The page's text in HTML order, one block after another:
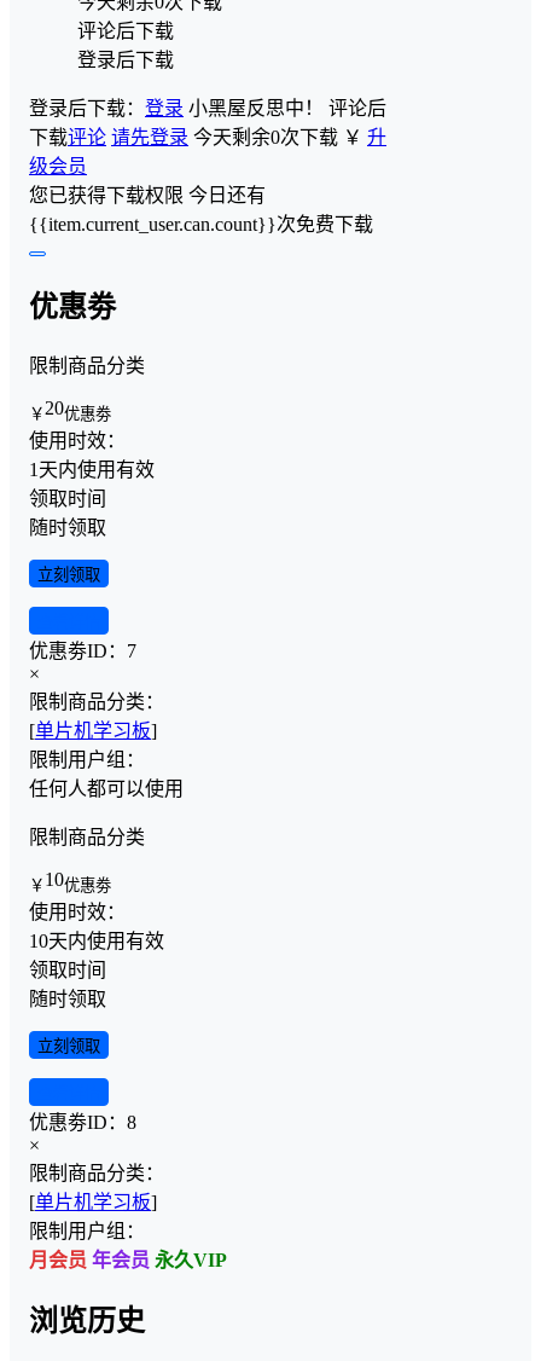
评论后下载
登录后下载
登录后下载： 登录 小黑屋反思中！ 评论后
下载评论 请先登录 今天剩余0次下载 ￥ 升
级会员
您已获得下载权限 今日还有
{{item.current_user.can.count}}次免费下载
优惠劵
限制商品分类
￥ 20优惠劵
使用时效：
1天内使用有效
领取时间
随时领取
立刻领取
优惠劵ID： 7
×
限制商品分类：
[单片机学习板]
限制用户组：
任何人都可以使用
限制商品分类
￥ 10优惠劵
使用时效：
10天内使用有效
领取时间
随时领取
立刻领取
优惠劵ID： 8
×
限制商品分类：
[单片机学习板]
限制用户组：
月会员 年会员 永久VIP
浏览历史